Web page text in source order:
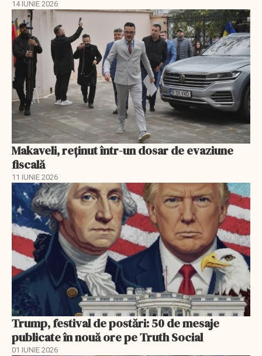
14 IUNIE 2026
Makaveli, reţinut într-un dosar de evaziune
fiscală
11 IUNIE 2026
Trump, festival de postări: 50 de mesaje
publicate în nouă ore pe Truth Social
01 IUNIE 2026